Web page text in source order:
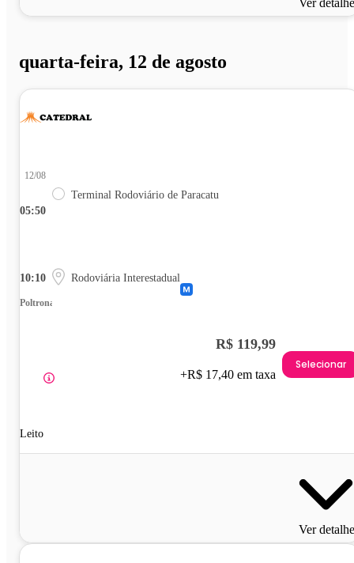
Ver
quarta-feira, 12 de agosto
05:50
12/08
Terminal Rodoviário de Paracatu
10:10 Rodoviária Interestadual
Poltrona
Leito
R$ 119,99
+R$ 17,40 em taxa
Selecionar
Ver